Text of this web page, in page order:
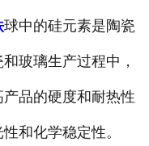
球中的硅元素是陶瓷
玻璃生产过程中，
品的硬度和耐热性
和化学稳定性。